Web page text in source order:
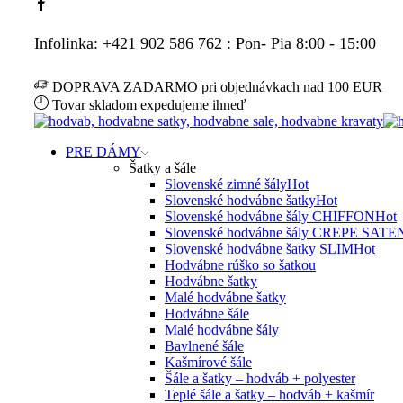
Facebook
Infolinka: +421 902 586 762 : Pon- Pia 8:00 - 15:00
DOPRAVA ZADARMO pri objednávkach nad 100 EUR
Tovar skladom expedujeme ihneď
PRE DÁMY
Šatky a šále
Slovenské zimné šályHot
Slovenské hodvábne šatkyHot
Slovenské hodvábne šály CHIFFONHot
Slovenské hodvábne šály CREPE
Slovenské hodvábne šatky SLIMHot
Hodvábne rúško so šatkou
Hodvábne šatky
Malé hodvábne šatky
Hodvábne šále
Malé hodvábne šály
Bavlnené šále
Kašmírové šále
Šále a šatky – hodváb + polyester
Teplé šále a šatky – hodváb + kašmír